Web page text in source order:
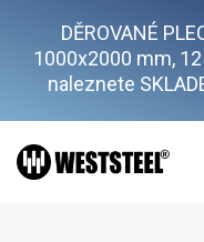
DĚROVANÉ
1000x2000 mm,
naleznete